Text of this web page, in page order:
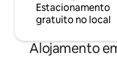
Estacionamento
gratuito no local
Alojamento